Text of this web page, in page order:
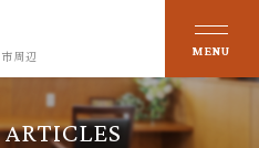
周辺